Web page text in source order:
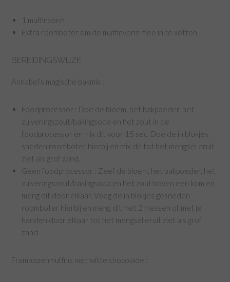
1 muffinvorm
Extra roomboter om de muffinvorm mee in te vetten
BEREIDINGSWIJZE :
Annabel’s magische bakmix :
Foodprocessor : Doe de bloem, het bakpoeder, het
zuiveringszout/bakingsoda en het zout in de
foodprocessor en mix dit voor 15 sec. Doe de in blokjes
sneden roomboter hierbij en mix dit tot het mengsel eruit
ziet als grof zand.
Geen foodprocessor : Zeef de bloem, het bakpoeder, het
zuiveringszout/bakingsoda en het zout boven een kom en
meng dit door elkaar. Voeg de in blokjes gesneden
roomboter hierbij en meng dit met 2 messen of met je
handen door elkaar tot het mengsel eruit ziet als grof
zand
Frambozenmuffins met witte chocolade :